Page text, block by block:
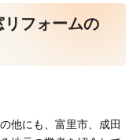
フォームの
他にも、富里市、成田